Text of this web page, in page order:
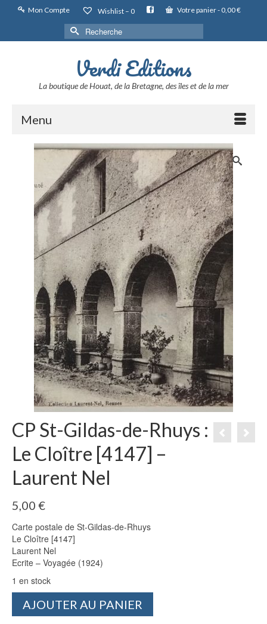
Mon Compte Wishlist – 0 Votre panier- 0,00€
Rechercher :
Verdi Editions
La boutique de Houat, de la Bretagne, des îles et de la mer
Menu
CP St-Gildas-de-Rhuys :
Le Cloître [4147] –
Laurent Nel
5,00 €
Carte postale de St-Gildas-de-Rhuys
Le Cloître [4147]
Laurent Nel
Ecrite – Voyagée (1924)
1 en stock
AJOUTER AU PANIER